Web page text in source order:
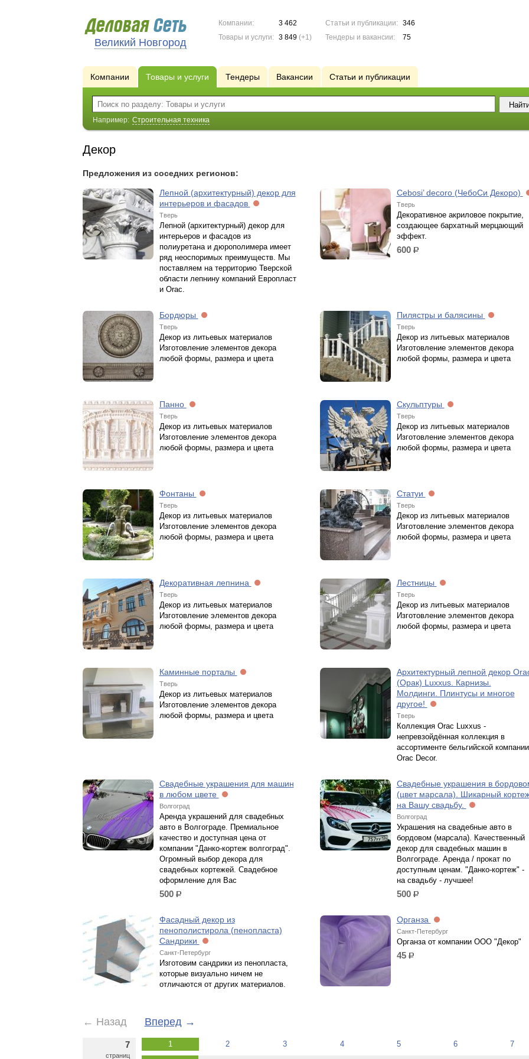
Великий Новгород
Компании:
3 462
Товары и услуги:
3 849(+1)
Статьи и публикации:
346
Тендеры и вакансии:
75
Компании Товары и услуги Тендеры Вакансии Статьи и публикации
Например: Строительная техника
Декор
Предложения из соседних регионов:
Лепной (архитектурный) декор для
интерьеров и фасадов
Тверь
Лепной (архитектурный) декор для
интерьеров и фасадов из
полиуретана и дюрополимера имеет
ряд неоспоримых преимуществ. Мы
поставляем на территорию Тверской
области лепнину компаний Европласт
и Orac.
Cebosi’ decoro (ЧебоСи Декоро)
Тверь
Декоративное акриловое покрытие,
создающее бархатный мерцающий
эффект.
600 р.
Бордюры
Тверь
Декор из литьевых материалов
Изготовление элементов декора
любой формы, размера и цвета
Пилястры и балясины
Тверь
Декор из литьевых материалов
Изготовление элементов декора
любой формы, размера и цвета
Панно
Тверь
Декор из литьевых материалов
Изготовление элементов декора
любой формы, размера и цвета
Скульптуры
Тверь
Декор из литьевых материалов
Изготовление элементов декора
любой формы, размера и цвета
Фонтаны
Тверь
Декор из литьевых материалов
Изготовление элементов декора
любой формы, размера и цвета
Статуи
Тверь
Декор из литьевых материалов
Изготовление элементов декора
любой формы, размера и цвета
Декоративная лепнина
Тверь
Декор из литьевых материалов
Изготовление элементов декора
любой формы, размера и цвета
Лестницы
Тверь
Декор из литьевых материалов
Изготовление элементов декора
любой формы, размера и цвета
Каминные порталы
Тверь
Декор из литьевых материалов
Изготовление элементов декора
любой формы, размера и цвета
Архитектурный лепной декор
(Орак) Luxxus. Карнизы.
Молдинги. Плинтусы и многое
другое!
Тверь
Коллекция Orac Luxxus -
непревзойдённая коллекция в
ассортименте бельгийской компании
Orac Decor.
Свадебные украшения для машин
в любом цвете
Волгоград
Аренда украшений для свадебных
авто в Волгограде. Премиальное
качество и доступная цена от
компании "Данко-кортеж волгоград".
Огромный выбор декора для
свадебных кортежей. Свадебное
оформление для Вас
500 р.
Свадебные украшения в
(цвет марсала). Шикарный
на Вашу свадьбу.
Волгоград
Украшения на свадебные авто в
бордовом (марсала). Качественный
декор для свадебных машин в
Волгограде. Аренда / прокат по
доступным ценам. "Данко-кортеж" -
на свадьбу - лучшее!
500 р.
Фасадный декор из
пенополистирола (пенопласта)
Сандрики
Санкт-Петербург
Изготовим сандрики из пенопласта,
которые визуально ничем не
отличаются от других материалов.
Органза
Санкт-Петербург
Органза от компании ООО "Декор"
45 р.
← Назад Вперед→
7
страниц
1 2 3 4 5 6 7